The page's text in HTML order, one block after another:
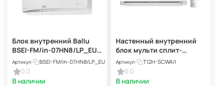
Блок внутренний Ballu
BSEI-FM/in-07HN8/LP_EU
мульти сплит-системы,
инверторного типа
Артикул: BSEI-FM/in-07HN8/LP_EU
0.0
В наличии
Настенный внутренний
блок мульти сплит-
системы Tosot Clivia Free
match T12H-SCWA/I
Артикул: T12H-SCWA/I
0.0
В наличии